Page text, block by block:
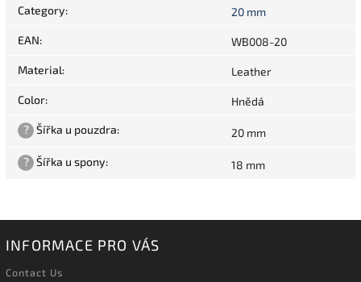
Category: 20 mm
EAN: WB008-20
Material: Leather
Color: Hnědá
? Šířka u pouzdra: 20 mm
? Šířka u spony: 18 mm
INFORMACE PRO VÁS
Contact Us